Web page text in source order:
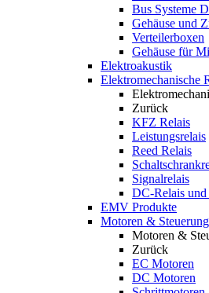
Bus Systeme
Gehäuse und
Verteilerboxen
Gehäuse für
Elektroakustik
Elektromechanische
Zurück
KFZ Relais
Leistungsrelais
Reed Relais
Signalrelais
DC-Relais
EMV Produkte
Motoren &
Motoren &
Zurück
EC Motoren
DC Motoren